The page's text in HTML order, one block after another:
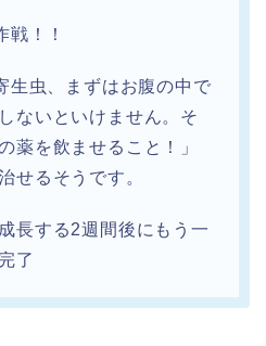
戦！！
生虫、まずはお腹の中で
ないといけません。そ
薬を飲ませること！」
せるそうです。
長する2週間後にもう一
了